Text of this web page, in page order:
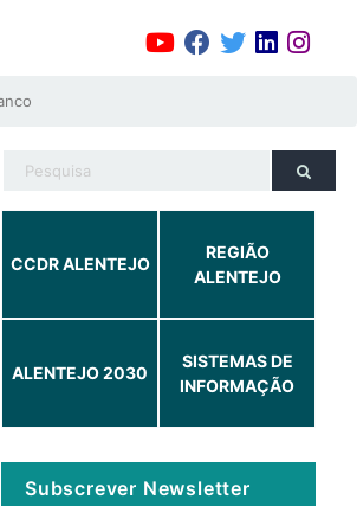
CCDR ALENTEJO
REGIÃO
ALENTEJO
ALENTEJO 2030
SISTEMAS DE
INFORMAÇÃO
Subscrever Newsletter